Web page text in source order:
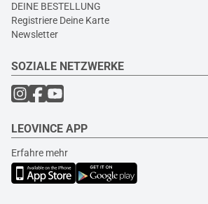
DEINE BESTELLUNG
Registriere Deine Karte
Newsletter
SOZIALE NETZWERKE
LEOVINCE APP
Erfahre mehr